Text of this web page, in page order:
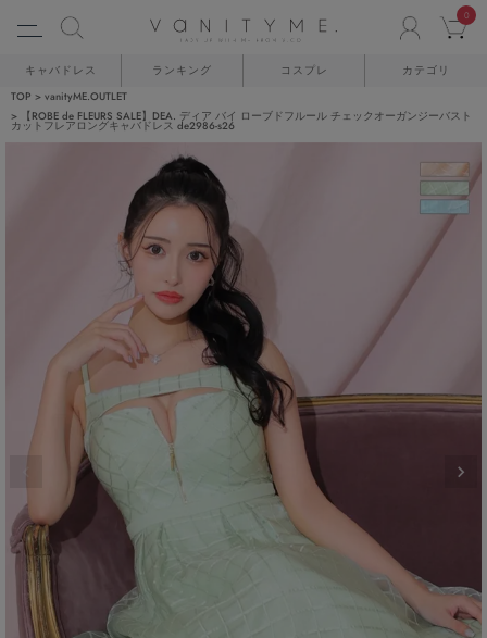
0
キャバドレス ランキング コスプレ カテゴリ
TOP
vanityME.OUTLET
【ROBE de FLEURS SALE】DEA. ディア バイ ローブドフルール チェックオーガンジーバスト
カットフレアロングキャバドレス de2986-s26